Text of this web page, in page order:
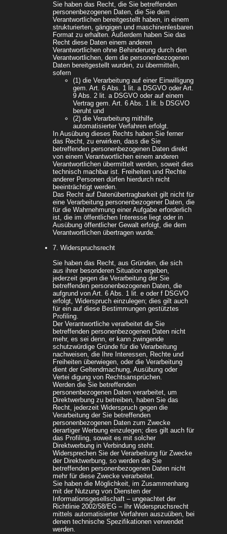
Sie haben das Recht, die Sie betreffenden
personenbezogenen Daten, die Sie dem
Verantwortlichen bereitgestellt haben, in einem
strukturierten, gängigen und maschinenlesbaren
Format zu erhalten. Außerdem haben Sie das
Recht diese Daten einem anderen
Verantwortlichen ohne Behinderung durch den
Verantwortlichen, dem die personenbezogenen
Daten bereitgestellt wurden, zu übermitteln,
sofern
(1) die Verarbeitung auf einer Einwilligung
gem. Art. 6 Abs. 1 lit. a DSGVO oder Art.
9 Abs. 2 lit. a DSGVO oder auf einem
Vertrag gem. Art. 6 Abs. 1 lit. b DSGVO
beruht und
(2) die Verarbeitung mithilfe
automatisierter Verfahren erfolgt.
In Ausübung dieses Rechts haben Sie ferner
das Recht, zu erwirken, dass die Sie
betreffenden personenbezogenen Daten direkt
von einem Verantwortlichen einem anderen
Verantwortlichen übermittelt werden, soweit dies
technisch machbar ist. Freiheiten und Rechte
anderer Personen dürfen hierdurch nicht
beeinträchtigt werden.
Das Recht auf Datenübertragbarkeit gilt nicht für
eine Verarbeitung personenbezogener Daten, die
für die Wahrnehmung einer Aufgabe erforderlich
ist, die im öffentlichen Interesse liegt oder in
Ausübung öffentlicher Gewalt erfolgt, die dem
Verantwortlichen übertragen wurde.
7. Widerspruchsrecht
Sie haben das Recht, aus Gründen, die sich
aus ihrer besonderen Situation ergeben,
jederzeit gegen die Verarbeitung der Sie
betreffenden personenbezogenen Daten, die
aufgrund von Art. 6 Abs. 1 lit. e oder f DSGVO
erfolgt, Widerspruch einzulegen; dies gilt auch
für ein auf diese Bestimmungen gestütztes
Profiling.
Der Verantwortliche verarbeitet die Sie
betreffenden personenbezogenen Daten nicht
mehr, es sei denn, er kann zwingende
schutzwürdige Gründe für die Verarbeitung
nachweisen, die Ihre Interessen, Rechte und
Freiheiten überwiegen, oder die Verarbeitung
dient der Geltendmachung, Ausübung oder
Vertei digung von Rechtsansprüchen.
Werden die Sie betreffenden
personenbezogenen Daten verarbeitet, um
Direktwerbung zu betreiben, haben Sie das
Recht, jederzeit Widerspruch gegen die
Verarbeitung der Sie betreffenden
personenbezogenen Daten zum Zwecke
derartiger Werbung einzulegen; dies gilt auch für
das Profiling, soweit es mit solcher
Direktwerbung in Verbindung steht.
Widersprechen Sie der Verarbeitung für Zwecke
der Direktwerbung, so werden die Sie
betreffenden personenbezogenen Daten nicht
mehr für diese Zwecke verarbeitet.
Sie haben die Möglichkeit, im Zusammenhang
mit der Nutzung von Diensten der
Informationsgesellschaft – ungeachtet der
Richtlinie 2002/58/EG – Ihr Widerspruchsrecht
mittels automatisierter Verfahren auszuüben, bei
denen technische Spezifikationen verwendet
werden.